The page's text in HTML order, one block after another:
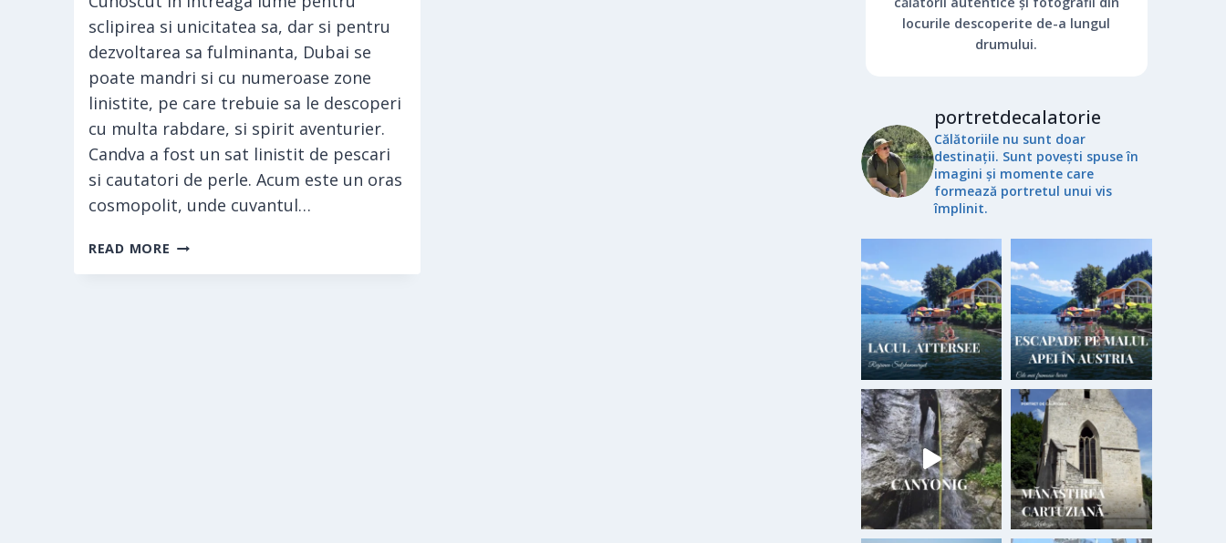
sclipirea si unicitatea sa, dar si pentru
dezvoltarea sa fulminanta, Dubai se
poate mandri si cu numeroase zone
linistite, pe care trebuie sa le descoperi
cu multa rabdare, si spirit aventurier.
Candva a fost un sat linistit de pescari
si cautatori de perle. Acum este un oras
cosmopolit, unde cuvantul…
READ MORE DUBAI
locurile descoperite de-a lungul
drumului.
portretdecalatorie
Călătoriile nu sunt doar
destinații. Sunt povești spuse în
imagini și momente care
formează portretul unui vis
împlinit.